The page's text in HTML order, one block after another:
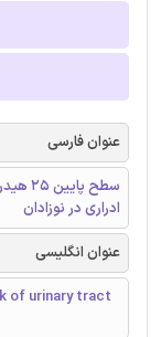
عنوان فارسی
سطح
ادراری در نوزادان
عنوان انگلیسی
of urinary tract